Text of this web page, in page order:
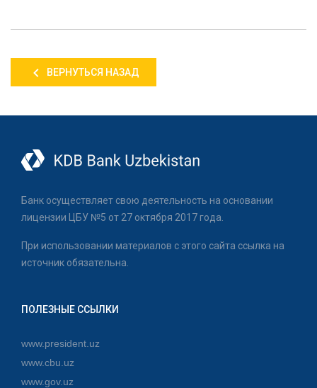
ВЕРНУТЬСЯ НАЗАД
Банк осуществляет свою деятельность на основании
лицензии ЦБУ №5 от 27 октября 2017 года.
При использовании материалов с этого сайта ссылка на
источник обязательна.
ПОЛЕЗНЫЕ ССЫЛКИ
www.president.uz
www.cbu.uz
www.gov.uz